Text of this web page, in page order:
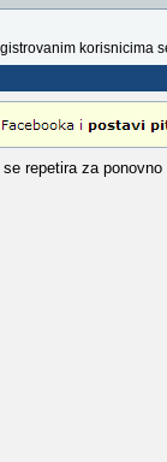
korisnicima
repetira za